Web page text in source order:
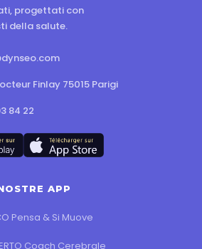
progettati con
della salute.
Finlay 75015 Parigi
84 22
APP
Pensa & Si Muove
Coach Cerebrale